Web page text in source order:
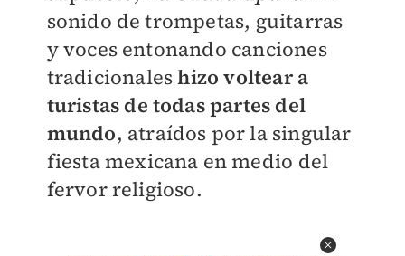
sonido de trompetas, guitarras
y voces entonando canciones
tradicionaleshizo voltear a
turistas de todas partes del
mundo, atraídos por la singular
fiesta mexicana en medio del
fervor religioso.